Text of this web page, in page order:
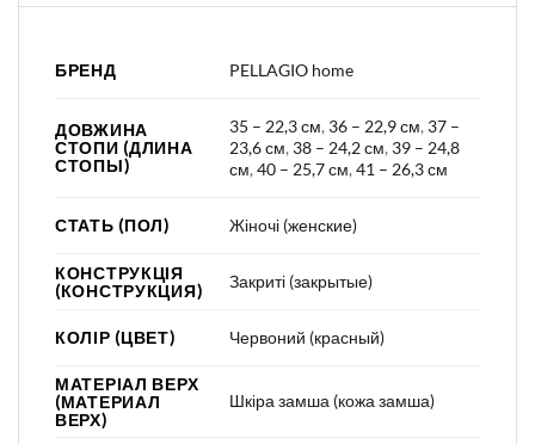
БРЕНД PELLAGIO home
ДОВЖИНА
СТОПИ (ДЛИНА
СТОПЫ)
35 – 22,3 см, 36 – 22,9 см, 37 –
23,6 см, 38 – 24,2 см, 39 – 24,8
см,40 – 25,7 см,41 – 26,3 см
СТАТЬ (ПОЛ) Жіночі (женские)
КОНСТРУКЦІЯ
(КОНСТРУКЦИЯ)
Закриті (закрытые)
КОЛІР (ЦВЕТ) Червоний (красный)
МАТЕРІАЛ ВЕРХ
(МАТЕРИАЛ
ВЕРХ)
Шкіра замша (кожа замша)